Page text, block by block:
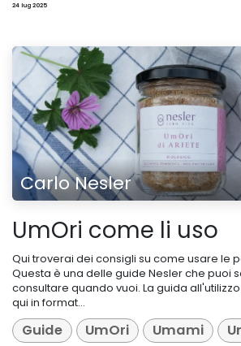
24 lug 2025
Carlo Nesler
UmOri come li uso
Qui troverai dei consigli su come usare le
Questa è una delle guide Nesler che puoi
consultare quando vuoi. La guida
qui in format...
Guide UmOri Umami